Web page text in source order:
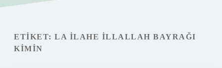
Gizlilik Politikası
Hakkımızda
ETIKET: LA ILAHE ILLALLAH BAYRAĞI
KIMIN